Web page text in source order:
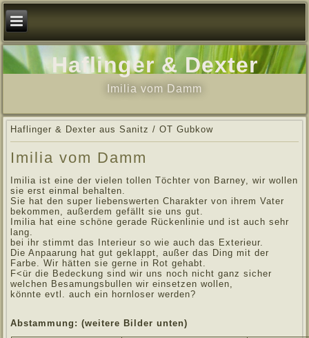
Haflinger & Dexter
Imilia vom Damm
Haflinger & Dexter aus Sanitz / OT Gubkow
Imilia vom Damm
Imilia ist eine der vielen tollen Töchter von Barney, wir wollen
sie erst einmal behalten.
Sie hat den super liebenswerten Charakter von ihrem Vater
bekommen, außerdem gefällt sie uns gut.
Imilia hat eine schöne gerade Rückenlinie und ist auch sehr
lang.
bei ihr stimmt das Interieur so wie auch das Exterieur.
Die Anpaarung hat gut geklappt, außer das Ding mit der
Farbe. Wir hätten sie gerne in Rot gehabt.
F<ür die Bedeckung sind wir uns noch nicht ganz sicher
welchen Besamungsbullen wir einsetzen wollen,
könnte evtl. auch ein hornloser werden?
Abstammung: (weitere Bilder unten)